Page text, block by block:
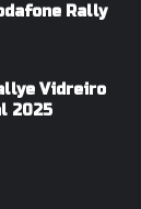
Rally
Vidreiro
2025